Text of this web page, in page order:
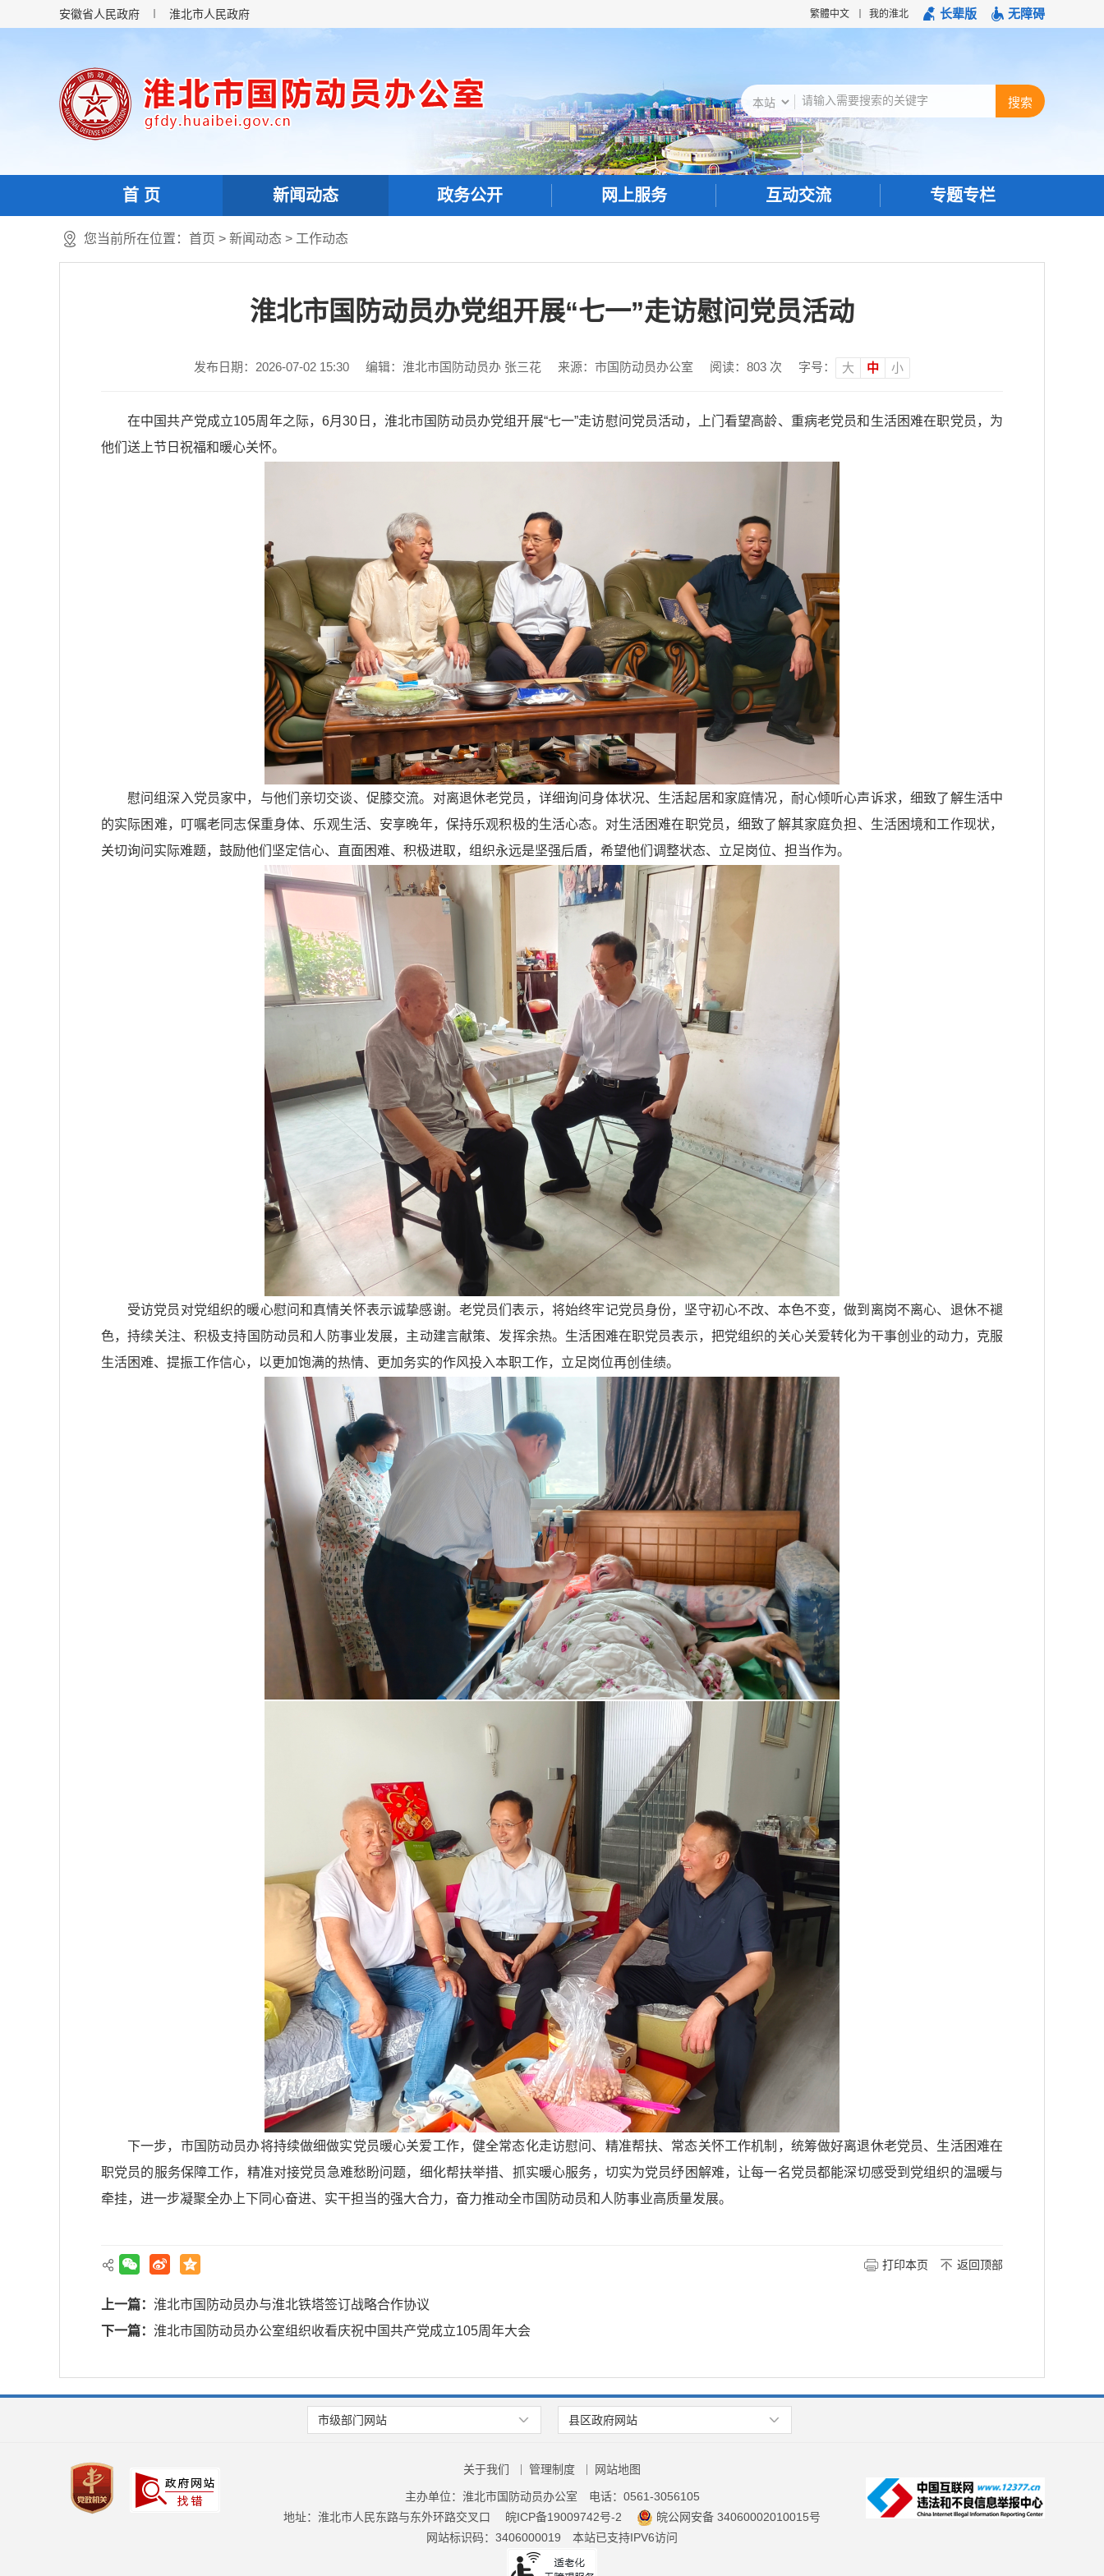
安徽省人民政府 淮北市人民政府 繁體中文 我的淮北 长辈版 无障碍
首 页 新闻动态 政务公开 网上服务 互动交流 专题专栏
您当前所在位置： 首页 > 新闻动态 > 工作动态
淮北市国防动员办党组开展“七一”走访慰问党员活动
发布日期：2026-07-02 15:30 编辑：淮北市国防动员办 张三花 来源：市国防动员办公室 阅读： 803 次 字号： 大 中 小
在中国共产党成立105周年之际，6月30日，淮北市国防动员办党组开展“七一”走访慰问党员活动，上门看望高龄、重病老党员和生活困难在职党员，为
他们送上节日祝福和暖心关怀。
慰问组深入党员家中，与他们亲切交谈、促膝交流。对离退休老党员，详细询问身体状况、生活起居和家庭情况，耐心倾听心声诉求，细致了解生活中
的实际困难，叮嘱老同志保重身体、乐观生活、安享晚年，保持乐观积极的生活心态。对生活困难在职党员，细致了解其家庭负担、生活困境和工作现状，
关切询问实际难题，鼓励他们坚定信心、直面困难、积极进取，组织永远是坚强后盾，希望他们调整状态、立足岗位、担当作为。
受访党员对党组织的暖心慰问和真情关怀表示诚挚感谢。老党员们表示，将始终牢记党员身份，坚守初心不改、本色不变，做到离岗不离心、退休不褪
色，持续关注、积极支持国防动员和人防事业发展，主动建言献策、发挥余热。生活困难在职党员表示，把党组织的关心关爱转化为干事创业的动力，克服
生活困难、提振工作信心，以更加饱满的热情、更加务实的作风投入本职工作，立足岗位再创佳绩。
下一步，市国防动员办将持续做细做实党员暖心关爱工作，健全常态化走访慰问、精准帮扶、常态关怀工作机制，统筹做好离退休老党员、生活困难在
职党员的服务保障工作，精准对接党员急难愁盼问题，细化帮扶举措、抓实暖心服务，切实为党员纾困解难，让每一名党员都能深切感受到党组织的温暖与
牵挂，进一步凝聚全办上下同心奋进、实干担当的强大合力，奋力推动全市国防动员和人防事业高质量发展。
打印本页 返回顶部
上一篇： 淮北市国防动员办与淮北铁塔签订战略合作协议
下一篇： 淮北市国防动员办公室组织收看庆祝中国共产党成立105周年大会
市级部门网站 县区政府网站
关于我们 管理制度 网站地图
主办单位：淮北市国防动员办公室
电话：0561-3056105
地址：淮北市人民东路与东外环路交叉口
皖ICP备19009742号-2
皖公网安备 34060002010015号
网站标识码：3406000019
本站已支持IPV6访问